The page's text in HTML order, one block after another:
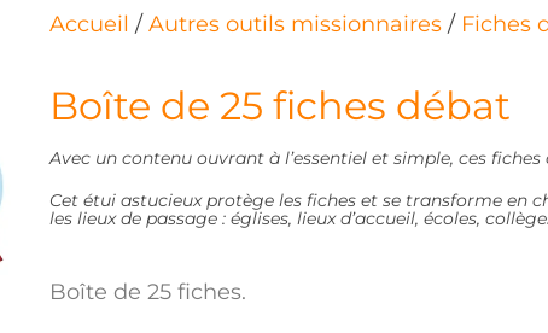
Accueil /Autres outils missionnaires/ Fiches
Boîte de 25 fiches débat
Avec un contenu ouvrant à l’essentiel et simple, ces
Cet étui astucieux protège les fiches et se transforme en
les lieux de passage : églises, lieux d’accueil, écoles,
Boîte de 25 fiches.